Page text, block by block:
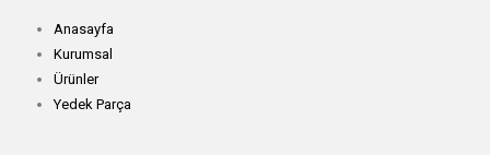
Anasayfa
Kurumsal
Ürünler
Yedek Parça